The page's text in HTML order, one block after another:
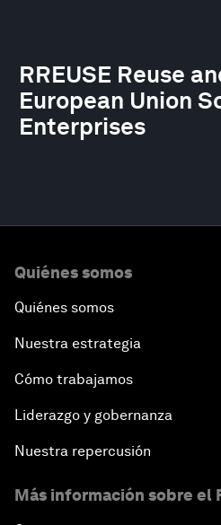
RREUSE Reuse
European Union
Enterprises
Quiénes somos
Quiénes somos
Nuestra estrategia
Cómo trabajamos
Liderazgo y gobernanza
Nuestra repercusión
Más información sobre el